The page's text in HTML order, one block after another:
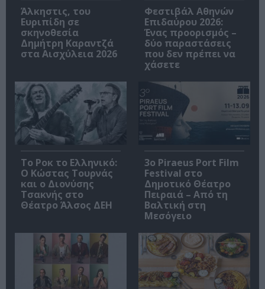
Άλκηστις, του
Ευριπίδη σε
σκηνοθεσία
Δημήτρη Καραντζά
στα Αισχύλεια 2026
Φεστιβάλ Αθηνών
Επιδαύρου 2026:
Ένας προορισμός –
δύο παραστάσεις
που δεν πρέπει να
χάσετε
Το Ροκ το Ελληνικό:
Ο Κώστας Τουρνάς
και ο Διονύσης
Τσακνής στο
Θέατρο Άλσος ΔΕΗ
3o Piraeus Port Film
Festival στο
Δημοτικό Θέατρο
Πειραιά – Από τη
Βαλτική στη
Μεσόγειο